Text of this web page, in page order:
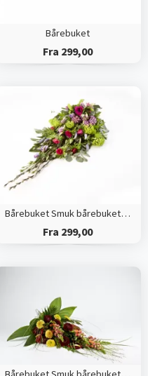
Bårebuket
Fra 299,00
Bårebuket Smuk bårebuket efter blomsterdekoratørens valg
Fra 299,00